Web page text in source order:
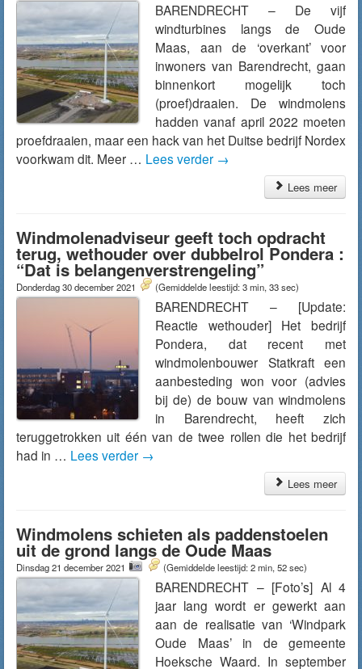
BARENDRECHT – De vijf
windturbines langs de Oude
Maas, aan de ‘overkant’ voor
inwoners van Barendrecht, gaan
binnenkort mogelijk toch
(proef)draaien. De windmolens
hadden vanaf april 2022 moeten
proefdraaien, maar een hack van het Duitse bedrijf Nordex
voorkwam dit. Meer … Lees verder →
Lees meer
Windmolenadviseur geeft toch opdracht
terug, wethouder over dubbelrol Pondera :
“Dat is belangenverstrengeling”
Donderdag 30 december 2021 (Gemiddelde leestijd: 3 min, 33 sec)
BARENDRECHT – [Update:
Reactie wethouder] Het bedrijf
Pondera, dat recent met
windmolenbouwer Statkraft een
aanbesteding won voor (advies
bij de) de bouw van windmolens
in Barendrecht, heeft zich
teruggetrokken uit één van de twee rollen die het bedrijf
had in … Lees verder →
Lees meer
Windmolens schieten als paddenstoelen
uit de grond langs de Oude Maas
Dinsdag 21 december 2021 (Gemiddelde leestijd: 2 min, 52 sec)
BARENDRECHT – [Foto’s] Al 4
jaar lang wordt er gewerkt aan
aan de realisatie van ‘Windpark
Oude Maas’ in de gemeente
Hoeksche Waard. In september